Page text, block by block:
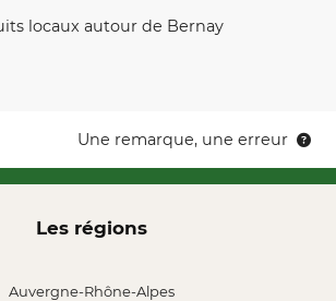
locaux autour de Bernay
Une remarque, une erreur
Les régions
Auvergne-Rhône-Alpes